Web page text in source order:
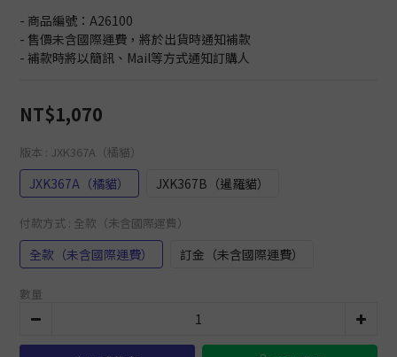
- 商品編號：A26100
- 售價未含國際運費，將於出貨時通知補款
- 補款時將以簡訊、Mail等方式通知訂購人
NT$1,070
版本 : JXK367A（橘貓）
JXK367A（橘貓） JXK367B（暹羅貓）
付款方式 : 全款（未含國際運費）
全款（未含國際運費） 訂金（未含國際運費）
數量